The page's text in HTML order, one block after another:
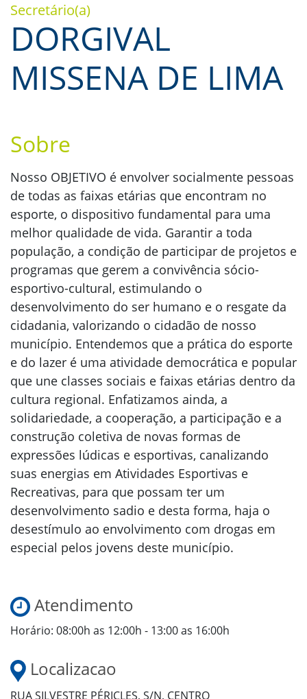
Secretário(a)
DORGIVAL
MISSENA DE LIMA
Sobre
Nosso OBJETIVO é envolver socialmente pessoas
de todas as faixas etárias que encontram no
esporte, o dispositivo fundamental para uma
melhor qualidade de vida. Garantir a toda
população, a condição de participar de projetos e
programas que gerem a convivência sócio-
esportivo-cultural, estimulando o
desenvolvimento do ser humano e o resgate da
cidadania, valorizando o cidadão de nosso
município. Entendemos que a prática do esporte
e do lazer é uma atividade democrática e popular
que une classes sociais e faixas etárias dentro da
cultura regional. Enfatizamos ainda, a
solidariedade, a cooperação, a participação e a
construção coletiva de novas formas de
expressões lúdicas e esportivas, canalizando
suas energias em Atividades Esportivas e
Recreativas, para que possam ter um
desenvolvimento sadio e desta forma, haja o
desestímulo ao envolvimento com drogas em
especial pelos jovens deste município.
Atendimento
Horário: 08:00h as 12:00h - 13:00 as 16:00h
Localizacao
RUA SILVESTRE PÉRICLES, S/N, CENTRO